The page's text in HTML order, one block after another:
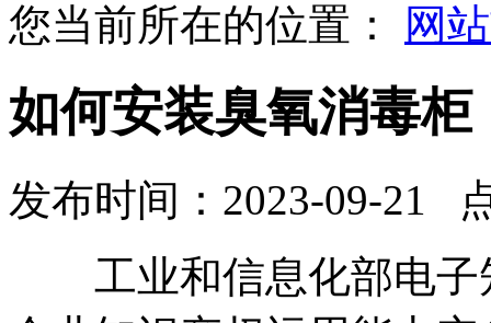
您当前所在的位置：
网
如何安装臭氧消毒柜
发布时间：2023-09-21
工业和信息化部电子